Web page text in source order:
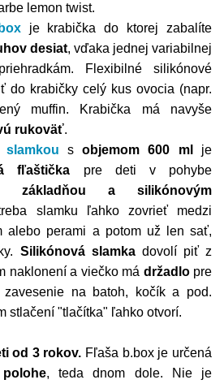
lemon twist.
je krabička do ktorej zabalíte
desiat, vďaka jednej variabilnej
Flexibilné silikónové
do krabičky celý kus ovocia (napr.
muffin. Krabička má navyše
rukoväť.
sobjemom 600 ml
je
fľaštička pre deti v pohybe
základňou a silikónovým
slamku ľahko zovrieť medzi
alebo perami a potom už len sať,
Silikónová slamkadovolí piť z
naklonení a viečko má držadlopre
na batoh, kočík a pod.
stlačení "tlačítka" ľahko otvorí.
od 3 rokov. Fľaša b.box je určená
, teda dnom dole. Nie je